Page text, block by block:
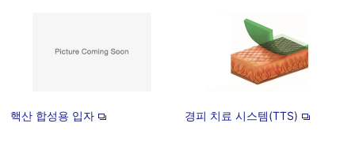
핵산 합성용 입자 경피 치료 시스템(TTS)